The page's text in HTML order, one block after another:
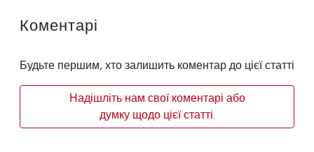
Коментарі
Будьте першим, хто залишить коментар до цієї статті
Надішліть нам свої коментарі або
думку щодо цієї статті.